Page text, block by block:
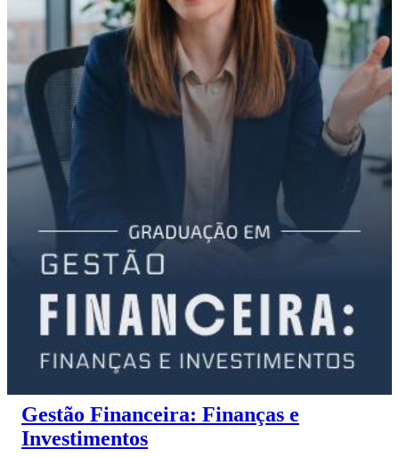
Gestão Financeira: Finanças e
Investimentos